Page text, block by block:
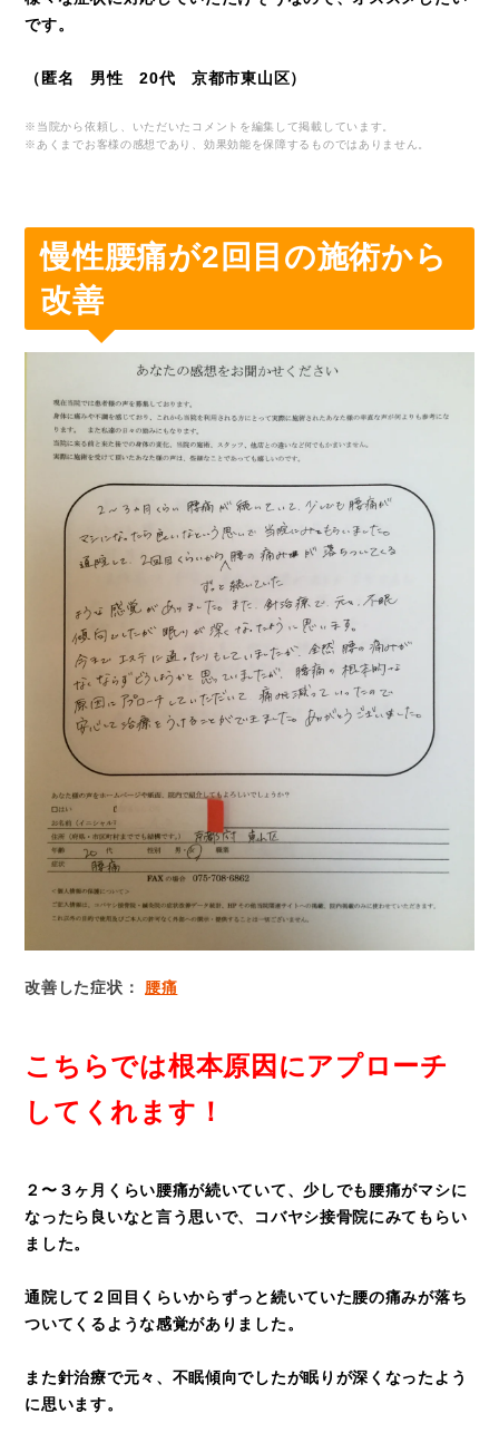
です。
（匿名 男性 20代 京都市東山区）
※当院から依頼し、いただいたコメントを編集して掲載しています。
※あくまでお客様の感想であり、効果効能を保障するものではありません。
慢性腰痛が2回目の施術から
改善
改善した症状： 腰痛
こちらでは根本原因にアプローチ
してくれます！
２〜３ヶ月くらい腰痛が続いていて、少しでも腰痛がマシに
なったら良いなと言う思いで、コバヤシ接骨院にみてもらい
ました。
通院して２回目くらいからずっと続いていた腰の痛みが落ち
ついてくるような感覚がありました。
また針治療で元々、不眠傾向でしたが眠りが深くなったよう
に思います。